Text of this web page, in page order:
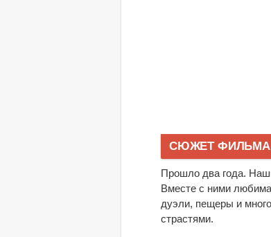
СЮЖЕТ ФИЛЬМА
Прошло два года.
Вместе с ними
дуэли, пещеры и
страстями.